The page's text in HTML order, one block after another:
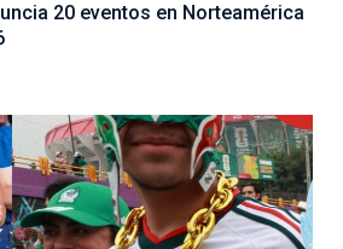
20 eventos en Norteamérica